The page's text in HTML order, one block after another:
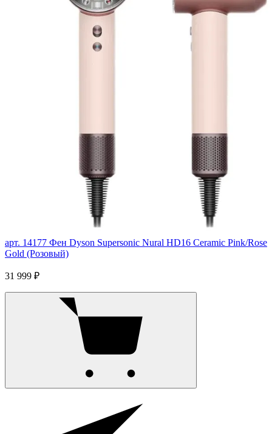
арт. 14177 Фен Dyson Supersonic Nural HD16 Ceramic Pink/Rose
Gold (Розовый)
31 999 ₽